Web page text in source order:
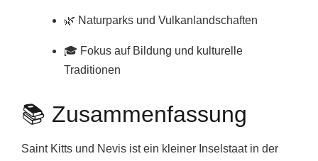
🌿 Naturparks und Vulkanlandschaften
🎓 Fokus auf Bildung und kulturelle
Traditionen
📚 Zusammenfassung
Saint Kitts und Nevis ist ein kleiner Inselstaat in der